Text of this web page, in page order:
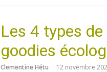
Les 4 types
goodies
Clementine Hétu 12 novembre